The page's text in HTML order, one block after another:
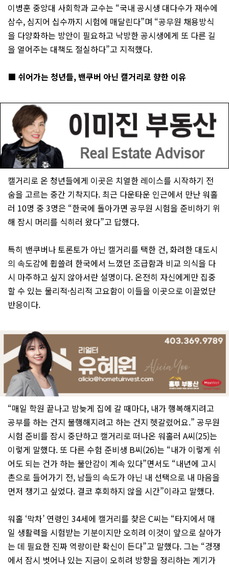
이병훈 중앙대 사회학과 교수는 “국내 공시생 대다수가 재수에
삼수, 심지어 십수까지 시험에 매달린다”며 “공무원 채용방식
을 다양화하는 방안이 필요하고 낙방한 공시생에게 또 다른 길
을 열어주는 대책도 절실하다”고 지적했다.
■ 쉬어가는 청년들, 밴쿠버 아닌 캘거리로 향한 이유
캘거리로 온 청년들에게 이곳은 치열한 레이스를 시작하기 전
숨을 고르는 중간 기착지다. 최근 다운타운 인근에서 만난 워홀
러 10명 중 3명은 “한국에 돌아가면 공무원 시험을 준비하기 위
해 잠시 머리를 식히러 왔다”고 답했다.
특히 밴쿠버나 토론토가 아닌 캘거리를 택한 건, 화려한 대도시
의 속도감에 휩쓸려 한국에서 느꼈던 조급함과 비교 의식을 다
시 마주하고 싶지 않아서란 설명이다. 온전히 자신에게만 집중
할 수 있는 물리적·심리적 고요함이 이들을 이곳으로 이끌었단
반응이다.
“매일 학원 끝나고 밤늦게 집에 갈 때마다, 내가 행복해지려고
공부를 하는 건지 불행해지려고 하는 건지 헷갈렸어요.” 공무원
시험 준비를 잠시 중단하고 캘거리로 떠나온 워홀러 A씨(25)는
이렇게 말했다. 또 다른 수험 준비생 B씨(26)는 “내가 이렇게 쉬
어도 되는 건가 하는 불안감이 계속 있다”면서도 “내년에 고시
촌으로 들어가기 전, 남들의 속도가 아닌 내 선택으로 내 마음을
먼저 챙기고 싶었다. 결코 후회하지 않을 시간”이라고 말했다.
워홀 ‘막차’ 연령인 34세에 캘거리를 찾은 C씨는 “타지에서 매
일 생활력을 시험받는 기분이지만 오히려 이것이 앞으로 살아가
는 데 필요한 진짜 역량이란 확신이 든다”고 말했다. 그는 “경쟁
에서 잠시 벗어나 있는 지금이 오히려 방향을 정리하는 계기가